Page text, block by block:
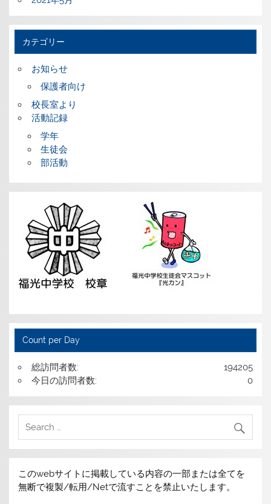
カテゴリー
お知らせ
保護者向け
校長室より
活動記録
学年
生徒会
部活動
Count per Day
194205
総訪問者数:
0
今日の訪問者数:
このwebサイトに掲載している内容の一部または全てを
無断で複製/転用/Netで流すことを禁止いたします。